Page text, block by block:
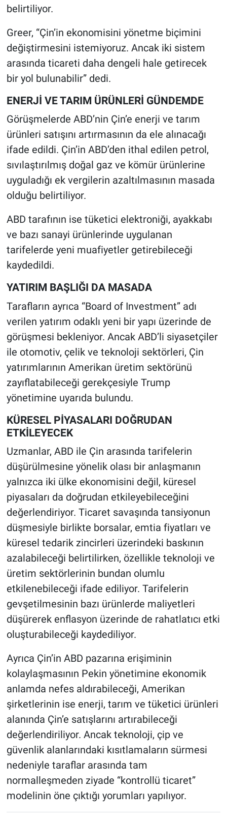
belirtiliyor.
Greer, “Çin’in ekonomisini yönetme biçimini
değiştirmesini istemiyoruz. Ancak iki sistem
arasında ticareti daha dengeli hale getirecek
bir yol bulunabilir” dedi.
ENERJİ VE TARIM ÜRÜNLERİ GÜNDEMDE
Görüşmelerde ABD’nin Çin’e enerji ve tarım
ürünleri satışını artırmasının da ele alınacağı
ifade edildi. Çin’in ABD’den ithal edilen petrol,
sıvılaştırılmış doğal gaz ve kömür ürünlerine
uyguladığı ek vergilerin azaltılmasının masada
olduğu belirtiliyor.
ABD tarafının ise tüketici elektroniği, ayakkabı
ve bazı sanayi ürünlerinde uygulanan
tarifelerde yeni muafiyetler getirebileceği
kaydedildi.
YATIRIM BAŞLIĞI DA MASADA
Tarafların ayrıca “Board of Investment” adı
verilen yatırım odaklı yeni bir yapı üzerinde de
görüşmesi bekleniyor. Ancak ABD’li siyasetçiler
ile otomotiv, çelik ve teknoloji sektörleri, Çin
yatırımlarının Amerikan üretim sektörünü
zayıflatabileceği gerekçesiyle Trump
yönetimine uyarıda bulundu.
KÜRESEL PİYASALARI DOĞRUDAN
ETKİLEYECEK
Uzmanlar, ABD ile Çin arasında tarifelerin
düşürülmesine yönelik olası bir anlaşmanın
yalnızca iki ülke ekonomisini değil, küresel
piyasaları da doğrudan etkileyebileceğini
değerlendiriyor. Ticaret savaşında tansiyonun
düşmesiyle birlikte borsalar, emtia fiyatları ve
küresel tedarik zincirleri üzerindeki baskının
azalabileceği belirtilirken, özellikle teknoloji ve
üretim sektörlerinin bundan olumlu
etkilenebileceği ifade ediliyor. Tarifelerin
gevşetilmesinin bazı ürünlerde maliyetleri
düşürerek enflasyon üzerinde de rahatlatıcı etki
oluşturabileceği kaydediliyor.
Ayrıca Çin’in ABD pazarına erişiminin
kolaylaşmasının Pekin yönetimine ekonomik
anlamda nefes aldırabileceği, Amerikan
şirketlerinin ise enerji, tarım ve tüketici ürünleri
alanında Çin’e satışlarını artırabileceği
değerlendiriliyor. Ancak teknoloji, çip ve
güvenlik alanlarındaki kısıtlamaların sürmesi
nedeniyle taraflar arasında tam
normalleşmeden ziyade “kontrollü ticaret”
modelinin öne çıktığı yorumları yapılıyor.